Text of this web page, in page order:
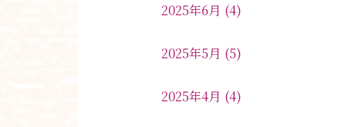
2025年6月 (4)
2025年5月 (5)
2025年4月 (4)